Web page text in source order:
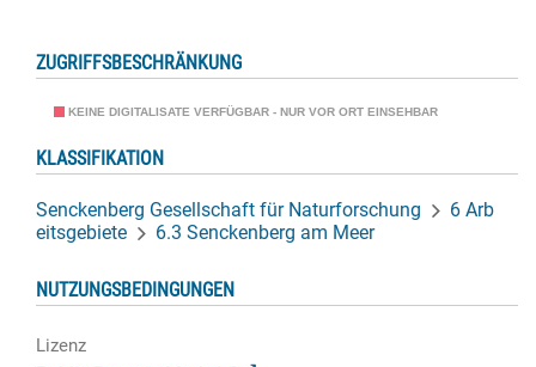
ZUGRIFFSBESCHRÄNKUNG
KEINE DIGITALISATE VERFÜGBAR - NUR VOR ORT EINSEHBAR
KLASSIFIKATION
Senckenberg Gesellschaft für Naturforschung
6 Arb
eitsgebiete
6.3 Senckenberg am Meer
NUTZUNGSBEDINGUNGEN
Lizenz